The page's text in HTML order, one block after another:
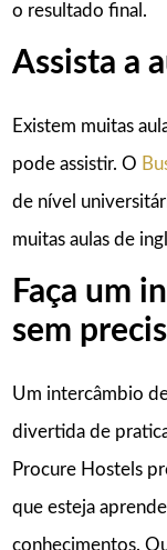
o resultado final.
Assista a
Existem muitas
pode assistir. O
de nível
muitas aulas de
Faça um
sem
Um intercâmbio
divertida de
Procure Hostels
que esteja
conhecimentos.